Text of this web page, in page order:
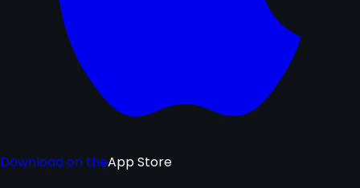
Download on theApp Store